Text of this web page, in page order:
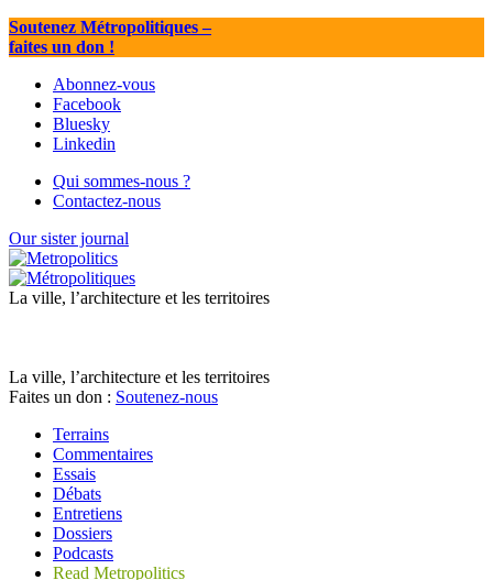
Soutenez Métropolitiques–
faites un don !
Abonnez-vous
Facebook
Bluesky
Linkedin
Qui sommes-nous ?
Contactez-nous
Our sister journal
La ville, l’architecture et les territoires
La ville, l’architecture et les territoires
Faites un don : Soutenez-nous
Terrains
Commentaires
Essais
Débats
Entretiens
Dossiers
Podcasts
Read Metropolitics